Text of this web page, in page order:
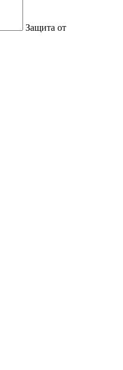
Защита от